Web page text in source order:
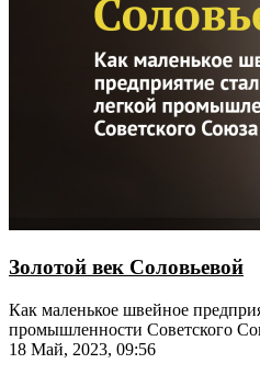
Золотой век Соловьевой
Как маленькое швейное
промышленности Советского
18 Май, 2023, 09:56